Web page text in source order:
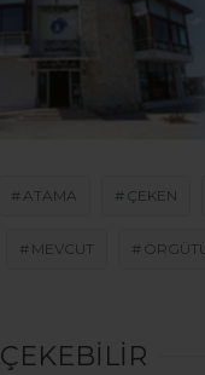
ATAMA ÇEKEN
MEVCUT
ÇEKEBİLİR